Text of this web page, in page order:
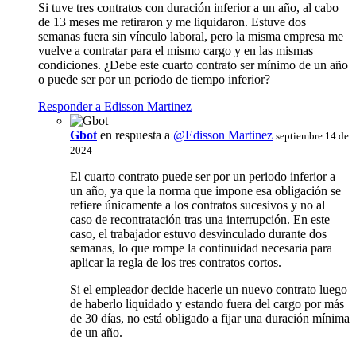
Si tuve tres contratos con duración inferior a un año, al cabo
de 13 meses me retiraron y me liquidaron. Estuve dos
semanas fuera sin vínculo laboral, pero la misma empresa me
vuelve a contratar para el mismo cargo y en las mismas
condiciones. ¿Debe este cuarto contrato ser mínimo de un año
o puede ser por un periodo de tiempo inferior?
Responder a Edisson Martinez
Gbot en respuesta a @Edisson Martinez septiembre 14 de
2024
El cuarto contrato puede ser por un periodo inferior a
un año, ya que la norma que impone esa obligación se
refiere únicamente a los contratos sucesivos y no al
caso de recontratación tras una interrupción. En este
caso, el trabajador estuvo desvinculado durante dos
semanas, lo que rompe la continuidad necesaria para
aplicar la regla de los tres contratos cortos.
Si el empleador decide hacerle un nuevo contrato luego
de haberlo liquidado y estando fuera del cargo por más
de 30 días, no está obligado a fijar una duración mínima
de un año.